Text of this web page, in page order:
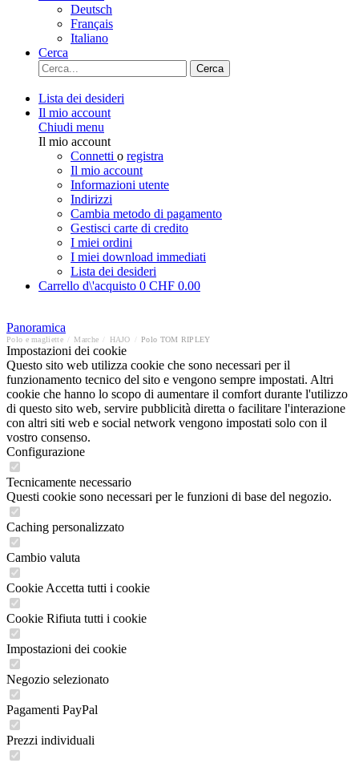
Deutsch
Français
Italiano
Cerca
Cerca
Lista dei desideri
Il mio account
Chiudi menu
Il mio account
Connetti o registra
Il mio account
Informazioni utente
Indirizzi
Cambia metodo di pagamento
Gestisci carte di credito
I miei ordini
I miei download immediati
Lista dei desideri
Carrello d\'acquisto 0 CHF 0.00
Panoramica
Polo e magliette Marche HAJO Polo TOM RIPLEY
Impostazioni dei cookie
Questo sito web utilizza cookie che sono necessari per il
funzionamento tecnico del sito e vengono sempre impostati. Altri
cookie che hanno lo scopo di aumentare il comfort durante l'utilizzo
di questo sito web, servire pubblicità diretta o facilitare l'interazione
con altri siti web e social network vengono impostati solo con il
vostro consenso.
Configurazione
Tecnicamente necessario
Questi cookie sono necessari per le funzioni di base del negozio.
Caching personalizzato
Cambio valuta
Cookie Accetta tutti i cookie
Cookie Rifiuta tutti i cookie
Impostazioni dei cookie
Negozio selezionato
Pagamenti PayPal
Prezzi individuali